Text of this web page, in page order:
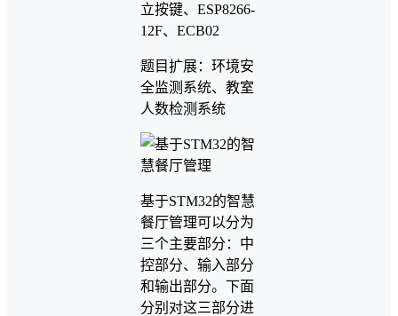
立按键、ESP8266-
12F、ECB02
题目扩展：环境安
全监测系统、教室
人数检测系统
基于STM32的智慧
餐厅管理可以分为
三个主要部分：中
控部分、输入部分
和输出部分。下面
分别对这三部分进